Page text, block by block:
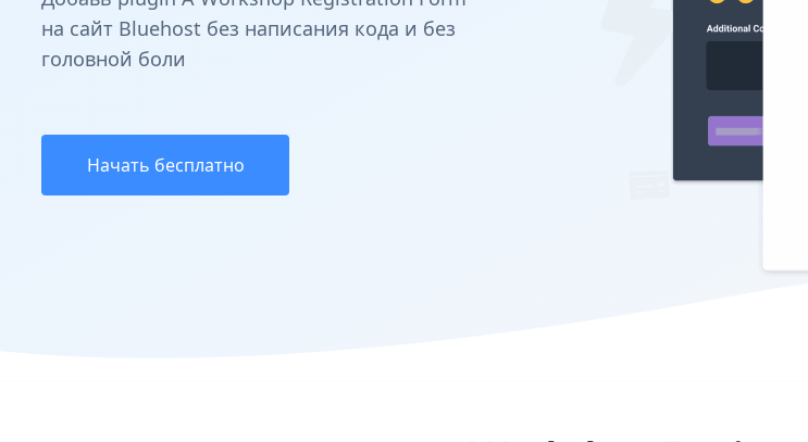
на сайт Bluehost без написания кода и без
головной боли
Начать бесплатно